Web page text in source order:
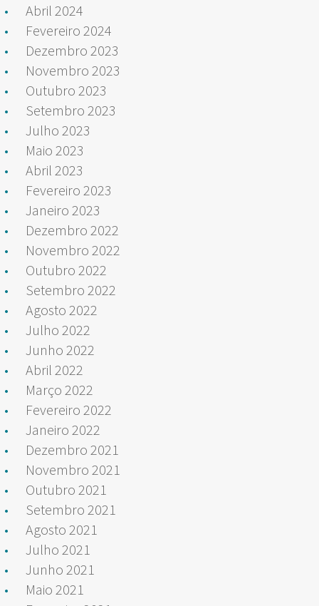
Abril 2024
Fevereiro 2024
Dezembro 2023
Novembro 2023
Outubro 2023
Setembro 2023
Julho 2023
Maio 2023
Abril 2023
Fevereiro 2023
Janeiro 2023
Dezembro 2022
Novembro 2022
Outubro 2022
Setembro 2022
Agosto 2022
Julho 2022
Junho 2022
Abril 2022
Março 2022
Fevereiro 2022
Janeiro 2022
Dezembro 2021
Novembro 2021
Outubro 2021
Setembro 2021
Agosto 2021
Julho 2021
Junho 2021
Maio 2021